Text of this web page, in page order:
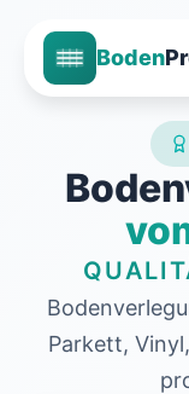
Boden
Parkett,